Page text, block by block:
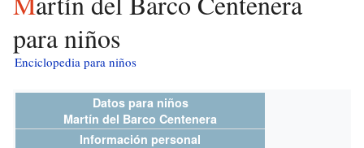
para niños
Enciclopedia para niños
Datos para niños
Martín del Barco Centenera
Información personal